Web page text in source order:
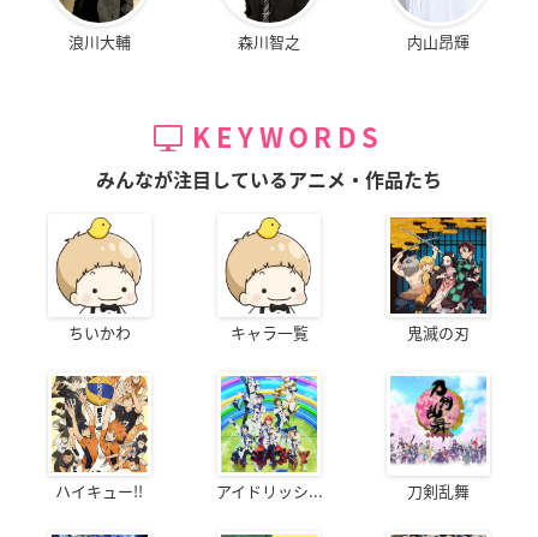
浪川大輔 森川智之 内山昂輝
KEYWORDS
みんなが注目しているアニメ・作品たち
ちいかわ キャラ一覧 鬼滅の刃
ハイキュー!! アイドリッシ... 刀剣乱舞